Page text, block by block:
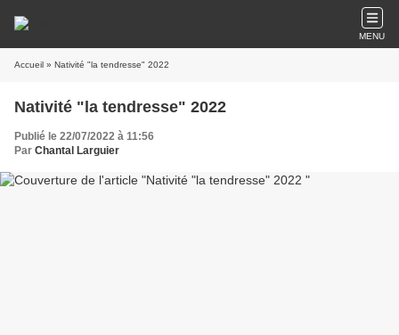
MENU
Accueil » Nativité "la tendresse" 2022
Nativité "la tendresse" 2022
Publié le 22/07/2022 à 11:56
Par Chantal Larguier